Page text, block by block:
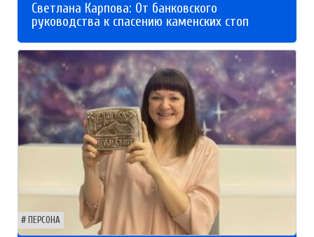
Светлана Карпова: От банковского
руководства к спасению каменских стоп
ПЕРСОНА